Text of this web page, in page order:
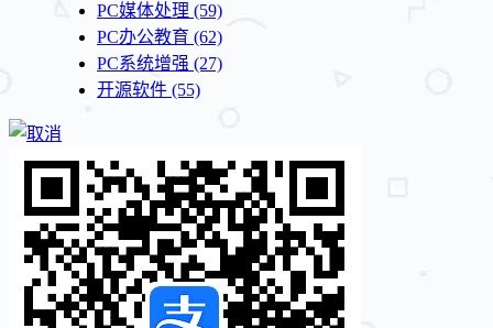
PC媒体处理 (59)
PC办公教育 (62)
PC系统增强 (27)
开源软件 (55)